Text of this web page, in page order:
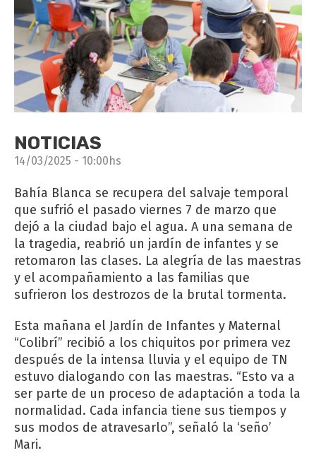
NOTICIAS
14/03/2025 - 10:00hs
Bahía Blanca se recupera del salvaje temporal
que sufrió el pasado viernes 7 de marzo que
dejó a la ciudad bajo el agua. A una semana de
la tragedia, reabrió un jardín de infantes y se
retomaron las clases. La alegría de las maestras
y el acompañamiento a las familias que
sufrieron los destrozos de la brutal tormenta.
Esta mañana el Jardín de Infantes y Maternal
“Colibrí” recibió a los chiquitos por primera vez
después de la intensa lluvia y el equipo de TN
estuvo dialogando con las maestras. “Esto va a
ser parte de un proceso de adaptación a toda la
normalidad. Cada infancia tiene sus tiempos y
sus modos de atravesarlo”, señaló la ‘seño’
Mari.